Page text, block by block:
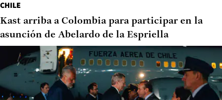
CHILE
Kast arriba a Colombia para participar en la
asunción de Abelardo de la Espriella